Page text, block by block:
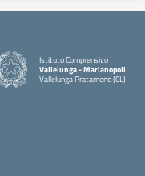
Istituto Comprensivo
Vallelunga - Marianopoli
Vallelunga Pratameno (CL)